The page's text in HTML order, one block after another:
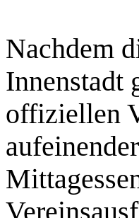
Nachdem
Innenstadt
offiziellen